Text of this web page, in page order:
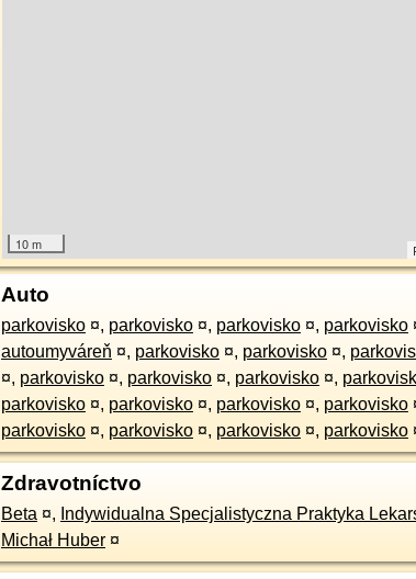
10 m
Auto
parkovisko ¤, parkovisko ¤, parkovisko ¤, parkovisko
autoumyváreň ¤, parkovisko ¤, parkovisko ¤,
¤, parkovisko ¤, parkovisko ¤, parkovisko ¤,
parkovisko ¤, parkovisko ¤, parkovisko ¤, parkovisko
parkovisko ¤, parkovisko ¤, parkovisko ¤, parkovisko
Zdravotníctvo
Beta ¤, Indywidualna Specjalistyczna Praktyka
Michał Huber ¤